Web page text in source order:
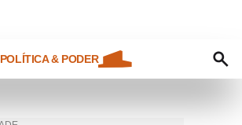
POLÍTICA & PODER